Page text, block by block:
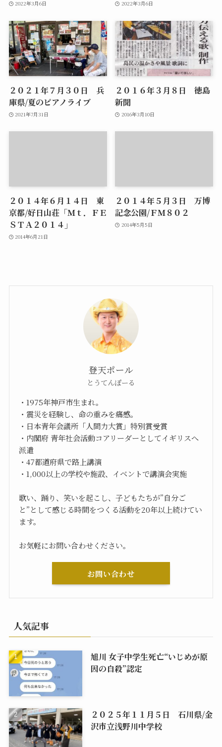
2022年3月6日 2022年3月6日
２０２１年７月３０日 兵
庫県/夏のピアノライブ
2021年7月31日
２０１６年３月８日 徳島
新聞
2016年3月10日
２０１４年６月１４日 東
京都/好日山荘「Ｍｔ．ＦＥ
ＳＴＡ２０１４」
2014年6月21日
２０１４年５月３日 万博
記念公園/ＦＭ８０２
2014年5月5日
登天ポール
とうてんぽーる
・1975年神戸市生まれ。
・震災を経験し、命の重みを痛感。
・日本青年会議所「人間力大賞」特別賞受賞
・内閣府 青年社会活動コアリーダーとしてイギリスへ
派遣
・47都道府県で路上講演
・1,000以上の学校や施設、イベントで講演会実施
歌い、踊り、笑いを起こし、子どもたちが”自分ご
と”として感じる時間をつくる活動を20年以上続けてい
ます。
お気軽にお問い合わせください。
お問い合わせ
人気記事
旭川 女子中学生死亡“いじめが原
因の自殺”認定
２０２５年１１月５日 石川県/金
沢市立浅野川中学校